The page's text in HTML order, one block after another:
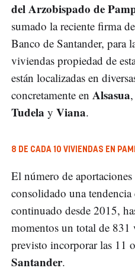
del Arzobispado de
sumado la reciente firma
Banco de Santander, para
viviendas propiedad de
están localizadas en
concretamente en Alsasua,
Tudela y Viana.
8 DE CADA 10 VIVIENDAS EN
El número de
consolidado una
continuado desde 2015,
momentos un total de 831
previsto incorporar las 11
Santander.